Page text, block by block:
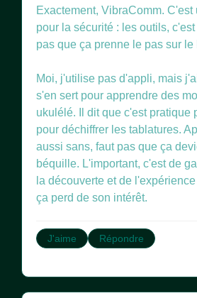
Exactement, VibraComm. C'est
pour la sécurité : les outils,
pas que ça prenne le pas sur le
Moi, j'utilise pas d'appli, mais
s'en sert pour apprendre des
ukulélé. Il dit que c'est pratique
pour déchiffrer les tablatures.
aussi sans, faut pas que ça
béquille. L'important, c'est de
la découverte et de
ça perd de son intérêt.
J'aime Répondre